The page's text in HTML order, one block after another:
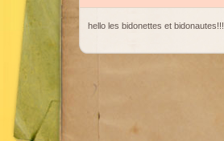
hello les bidonettes et bidonautes!!!